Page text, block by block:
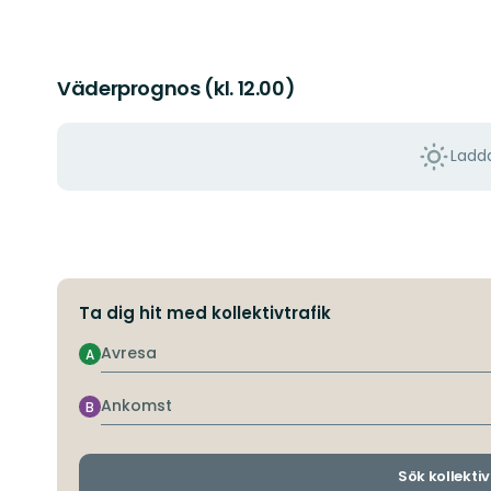
Väderprognos (kl. 12.00)
Ta dig hit med kollektivtrafik
Avresa
A
Ankomst
B
Sök